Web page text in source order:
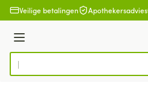
Ga naar de inhoud
Veilige betalingen Apothekersadvies
Menu
Product, merk, categorie...